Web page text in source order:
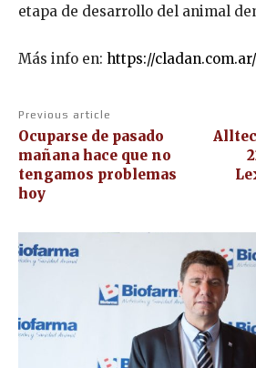
etapa de desarrollo del animal
Más info en: https://cladan.com.ar/
Previous article
Ocuparse de pasado
mañana hace que no
tengamos problemas
hoy